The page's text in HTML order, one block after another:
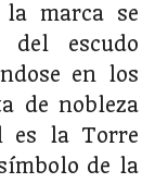
marca se
escudo
en los
de nobleza
es la Torre
de la